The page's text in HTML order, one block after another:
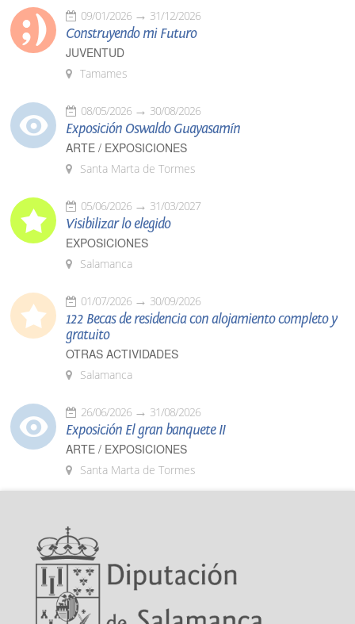
09/01/2026 31/12/2026
Construyendo mi Futuro
JUVENTUD
Tamames
08/05/2026 30/08/2026
Exposición Oswaldo Guayasamín
ARTE / EXPOSICIONES
Santa Marta de Tormes
05/06/2026 31/03/2027
Visibilizar lo elegido
EXPOSICIONES
Salamanca
01/07/2026 30/09/2026
122 Becas de residencia con alojamiento completo y
gratuito
OTRAS ACTIVIDADES
Salamanca
26/06/2026 31/08/2026
Exposición El gran banquete II
ARTE / EXPOSICIONES
Santa Marta de Tormes